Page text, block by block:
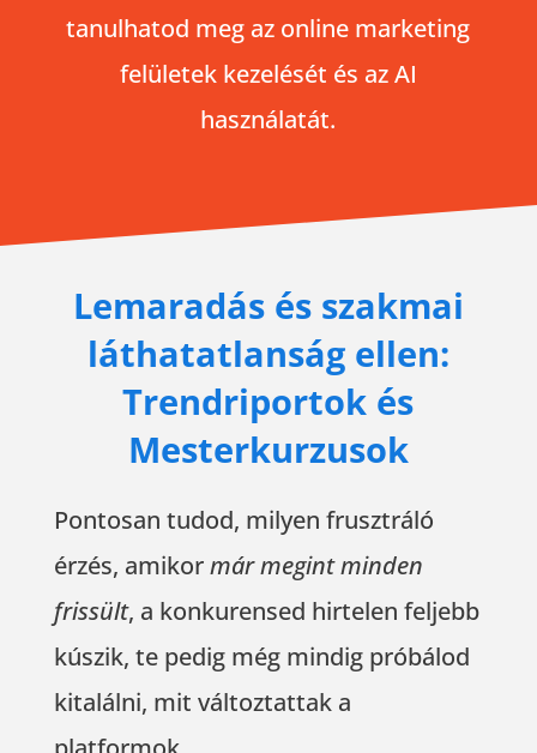
tanulhatod meg az online marketing
felületek kezelését és az AI
használatát.
Lemaradás és szakmai
láthatatlanság ellen:
Trendriportok és
Mesterkurzusok
Pontosan tudod, milyen frusztráló
érzés, amikormár megint minden
frissült, a konkurensed hirtelen feljebb
kúszik, te pedig még mindig próbálod
kitalálni, mit változtattak a